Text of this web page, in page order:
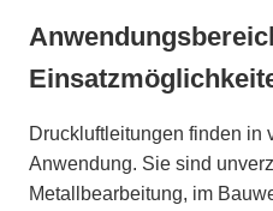
Druckluftleitungen finden in
Anwendung. Sie sind
Metallbearbeitung, im